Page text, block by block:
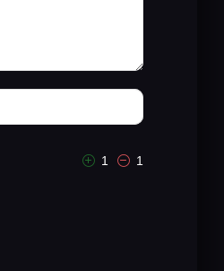
1 1